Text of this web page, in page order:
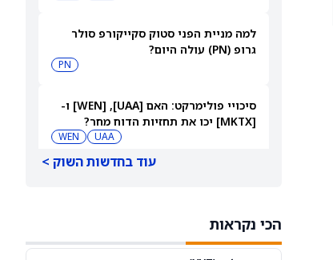
למה מניית הפני סטוק סקייקורפ סולר
גרופ (PN) עולה היום?
PN
סיכויי פולימרקט: האם [UAA], ‏[WEN] ו-
[MKTX] יכו את תחזיות הדוח מחר?
UAA
WEN
מניית טייק טו אינטראקטיב (TTWO) ירדה
עוד בחדשות השוק >
הכי נקראות